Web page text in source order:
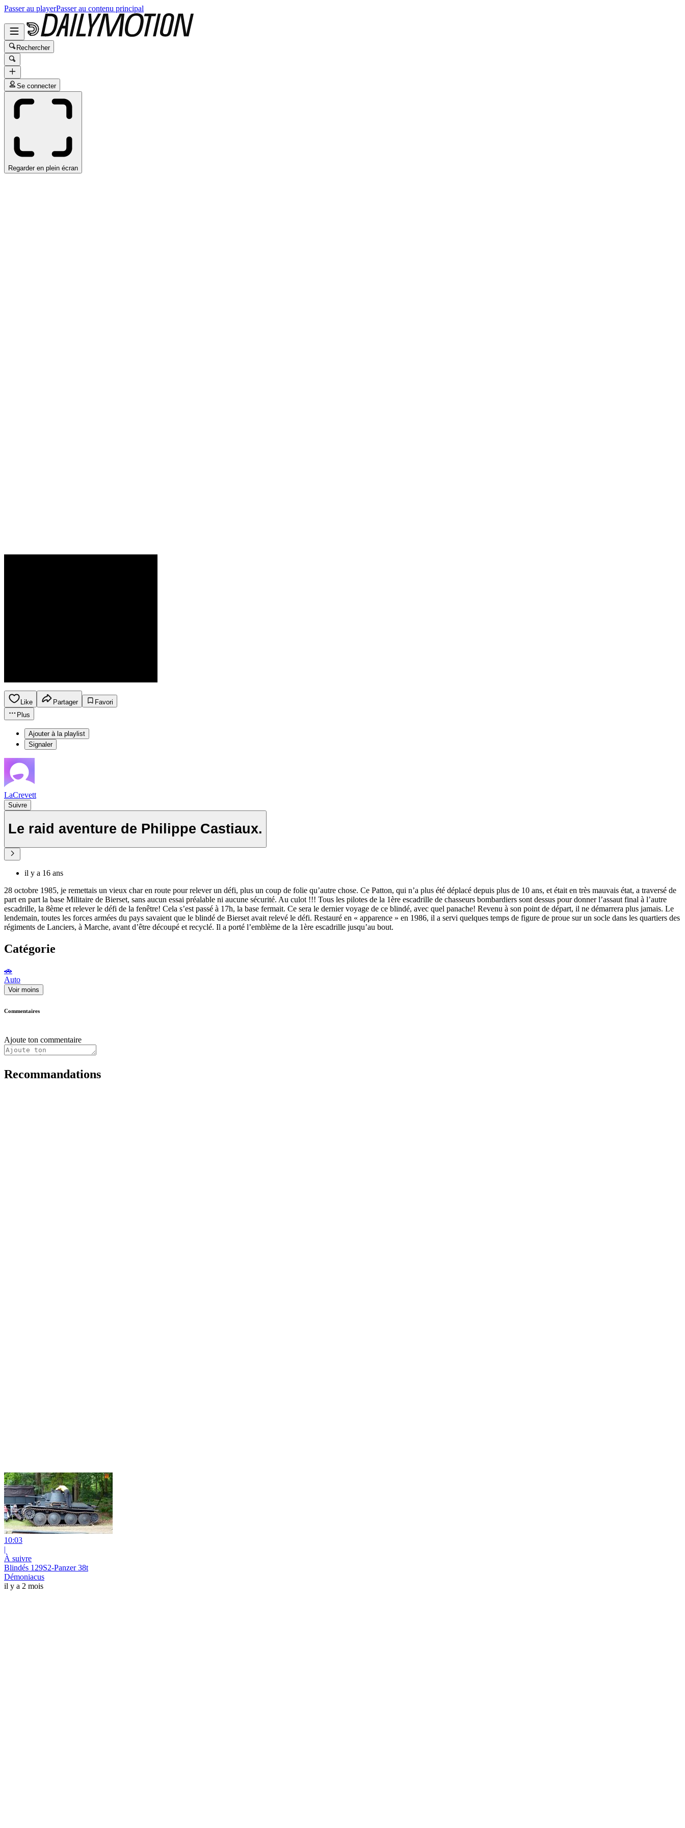
Passer au playerPasser au contenu principal
Rechercher
Se connecter
Regarder en plein écran
Like Partager
Favori
Plus
Ajouter à la playlist
Signaler
LaCrevett
Suivre
Le raid aventure de Philippe Castiaux.
il y a 16 ans
28 octobre 1985, je remettais un vieux char en route pour relever un défi, plus un coup de folie qu’autre chose. Ce Patton, qui n’a plus été déplacé depuis plus de 10 ans, et était en très mauvais état, a traversé de
part en part la base Militaire de Bierset, sans aucun essai préalable ni aucune sécurité. Au culot !!! Tous les pilotes de la 1ère escadrille de chasseurs bombardiers sont dessus pour donner l’assaut final à l’autre
escadrille, la 8ème et relever le défi de la fenêtre! Cela s’est passé à 17h, la base fermait. Ce sera le dernier voyage de ce blindé, avec quel panache! Revenu à son point de départ, il ne démarrera plus jamais. Le
lendemain, toutes les forces armées du pays savaient que le blindé de Bierset avait relevé le défi. Restauré en « apparence » en 1986, il a servi quelques temps de figure de proue sur un socle dans les quartiers des
régiments de Lanciers, à Marche, avant d’être découpé et recyclé. Il a porté l’emblème de la 1ère escadrille jusqu’au bout.
Catégorie
🚗
Auto
Voir moins
Commentaires
Ajoute ton commentaire
Recommandations
10:03
|
À suivre
Blindés 129S2-Panzer 38t
Démoniacus
il y a 2 mois